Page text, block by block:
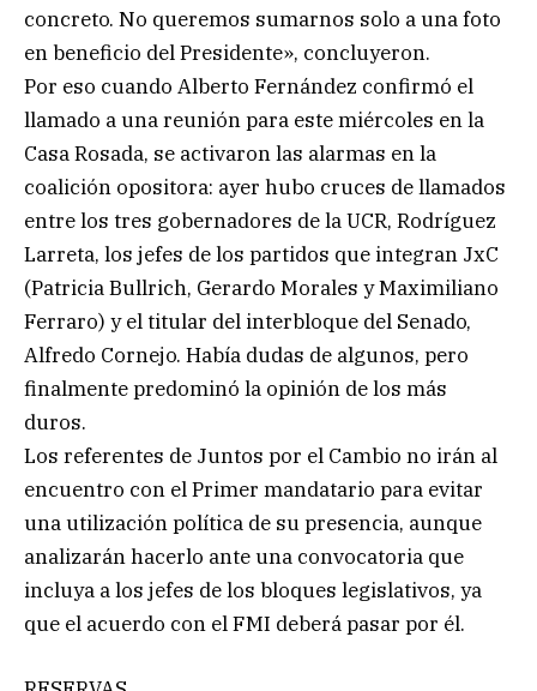
concreto. No queremos sumarnos solo a una foto
en beneficio del Presidente», concluyeron.
Por eso cuando Alberto Fernández confirmó el
llamado a una reunión para este miércoles en la
Casa Rosada, se activaron las alarmas en la
coalición opositora: ayer hubo cruces de llamados
entre los tres gobernadores de la UCR, Rodríguez
Larreta, los jefes de los partidos que integran JxC
(Patricia Bullrich, Gerardo Morales y Maximiliano
Ferraro) y el titular del interbloque del Senado,
Alfredo Cornejo. Había dudas de algunos, pero
finalmente predominó la opinión de los más
duros.
Los referentes de Juntos por el Cambio no irán al
encuentro con el Primer mandatario para evitar
una utilización política de su presencia, aunque
analizarán hacerlo ante una convocatoria que
incluya a los jefes de los bloques legislativos, ya
que el acuerdo con el FMI deberá pasar por él.